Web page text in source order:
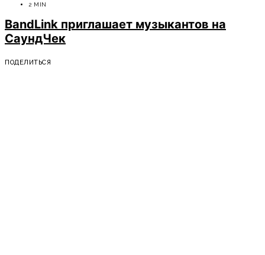
2 MIN
BandLink приглашает музыкантов на
СаундЧек
ПОДЕЛИТЬСЯ